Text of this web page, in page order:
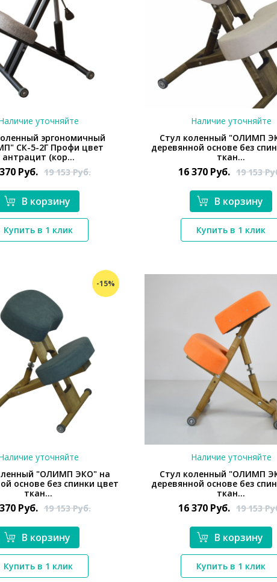
*}
уточняйте
эргономичный
СК-5-2Г Профи цвет
антрацит (кор...
Руб. 19 153Руб.
В корзину
Купить в 1 клик
Наличие уточняйте
Стул коленный "ОЛИМП
деревянной основе без
ткан...
16 370 Руб. 19 153
В корзину
Купить в 1 клик
-15%
*}
уточняйте
"ОЛИМП ЭКО" на
основе без спинки цвет
ткан...
Руб. 19 153Руб.
В корзину
Купить в 1 клик
*}
Наличие уточняйте
Стул коленный "ОЛИМП
деревянной основе без
ткан...
16 370 Руб. 19 153
В корзину
Купить в 1 клик